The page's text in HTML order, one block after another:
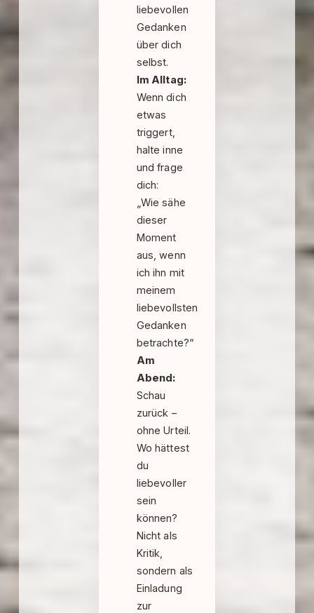
liebevollen
Gedanken
über dich
selbst.
Im Alltag:
Wenn dich
etwas
triggert,
halte inne
und frage
dich:
„Wie sähe
dieser
Moment
aus, wenn
ich ihn mit
meinem
liebevollsten
Gedanken
betrachte?“
Am
Abend:
Schau
zurück –
ohne Urteil.
Wo hättest
du
liebevoller
sein
können?
Nicht als
Kritik,
sondern als
Einladung
zur